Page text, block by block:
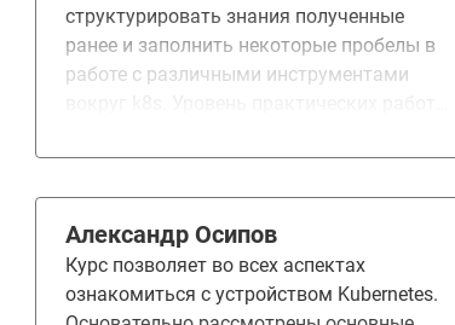
структурировать знания полученные
ранее и заполнить некоторые пробелы в
работе с различными инструментами
одинаковый , приходилось читать
считаю это минусом, даже наоборот
повышает эффект обучения.
Александр Осипов
Курс позволяет во всех аспектах
ознакомиться с устройством Kubernetes.